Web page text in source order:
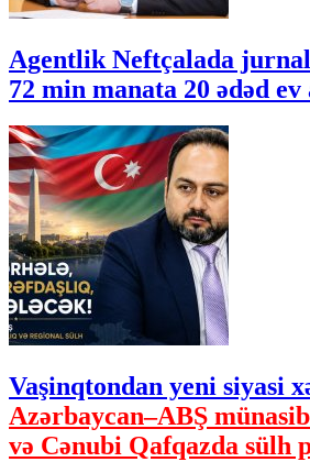
Agentlik Neftçalada
72 min manata 20 ədəd ev
Vaşinqtondan yeni siyasi
Azərbaycan–ABŞ
və Cənubi Qafqazda sülh